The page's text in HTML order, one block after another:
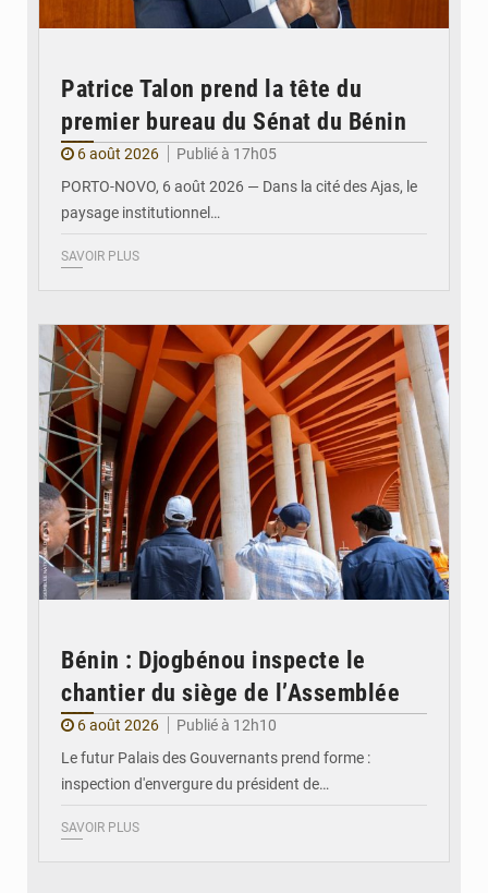
Patrice Talon prend la tête du
premier bureau du Sénat du Bénin
6 août 2026
Publié à 17h05
PORTO-NOVO, 6 août 2026 — Dans la cité des Ajas, le
paysage institutionnel…
SAVOIR PLUS
Bénin : Djogbénou inspecte le
chantier du siège de l’Assemblée
6 août 2026
Publié à 12h10
Le futur Palais des Gouvernants prend forme :
inspection d'envergure du président de…
SAVOIR PLUS